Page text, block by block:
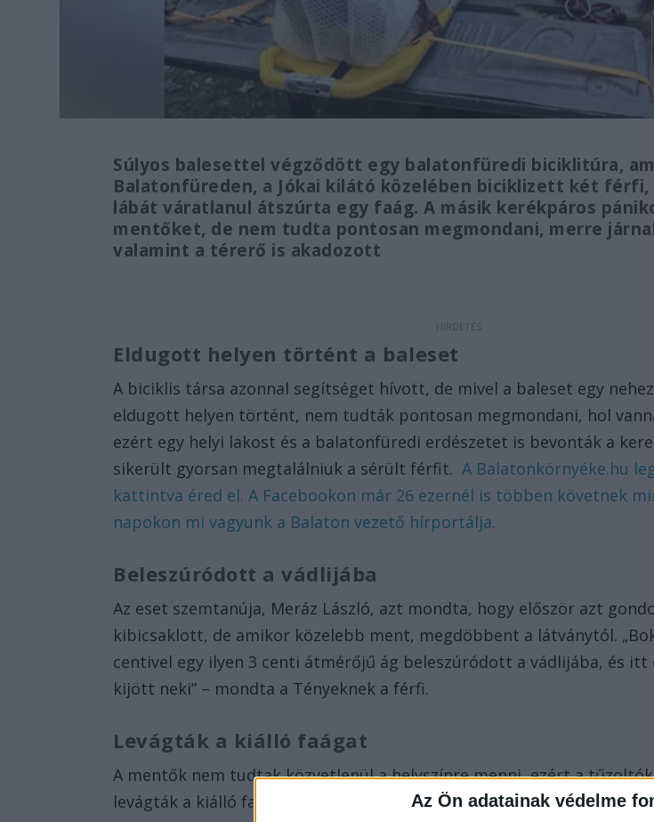
Az Ön adatainak védelme
Súlyos balesettel végződött egy balatonfüredi biciklitúra,
Balatonfüreden, a Jókai kilátó közelében biciklizett két
lábát váratlanul átszúrta egy faág. A másik kerékpáros
mentőket, de nem tudta pontosan megmondani, merre
valamint a térerő is akadozott
Eldugott helyen történt a baleset
A biciklis társa azonnal segítséget hívott, de mivel a baleset egy
eldugott helyen történt, nem tudták pontosan megmondani, hol
ezért egy helyi lakost és a balatonfüredi erdészetet is bevonták a
sikerült gyorsan megtalálniuk a sérült férfit.A Balatonkörnyéke.hu
kattintva éred el. A Facebookon már 26 ezernél is többen követnek
napokon mi vagyunk a Balaton vezető hírportálja.
Beleszúródott a vádlijába
Az eset szemtanúja, Meráz László, azt mondta, hogy először azt
kibicsaklott, de amikor közelebb ment, megdöbbent a látványtól.
centivel egy ilyen 3 centi átmérőjű ág beleszúródott a vádlijába, és
kijött neki” – mondta a Tényeknek a férfi.
Levágták a kiálló faágat
A mentők nem tudtak közvetlenül a helyszínre menni, ezért a
levágták a kiálló faágat. Ezután hordágyra tették a férfit, majd az